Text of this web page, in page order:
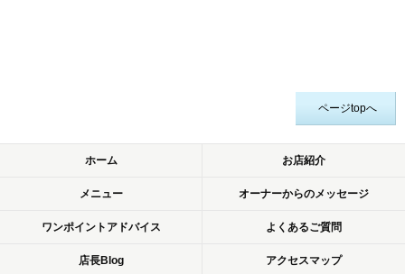
ページtopへ
ホーム お店紹介
メニュー オーナーからのメッセージ
ワンポイントアドバイス よくあるご質問
店長Blog アクセスマップ